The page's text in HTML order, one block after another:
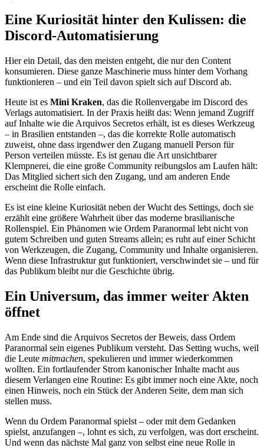
Eine Kuriosität hinter den Kulissen: die
Discord-Automatisierung
Hier ein Detail, das den meisten entgeht, die nur den Content
konsumieren. Diese ganze Maschinerie muss hinter dem Vorhang
funktionieren – und ein Teil davon spielt sich auf Discord ab.
Heute ist es Mini Kraken, das die Rollenvergabe im Discord des
Verlags automatisiert. In der Praxis heißt das: Wenn jemand Zugriff
auf Inhalte wie die Arquivos Secretos erhält, ist es dieses Werkzeug
– in Brasilien entstanden –, das die korrekte Rolle automatisch
zuweist, ohne dass irgendwer den Zugang manuell Person für
Person verteilen müsste. Es ist genau die Art unsichtbarer
Klempnerei, die eine große Community reibungslos am Laufen hält:
Das Mitglied sichert sich den Zugang, und am anderen Ende
erscheint die Rolle einfach.
Es ist eine kleine Kuriosität neben der Wucht des Settings, doch sie
erzählt eine größere Wahrheit über das moderne brasilianische
Rollenspiel. Ein Phänomen wie Ordem Paranormal lebt nicht von
gutem Schreiben und guten Streams allein; es ruht auf einer Schicht
von Werkzeugen, die Zugang, Community und Inhalte organisieren.
Wenn diese Infrastruktur gut funktioniert, verschwindet sie – und für
das Publikum bleibt nur die Geschichte übrig.
Ein Universum, das immer weiter Akten
öffnet
Am Ende sind die Arquivos Secretos der Beweis, dass Ordem
Paranormal sein eigenes Publikum versteht. Das Setting wuchs, weil
die Leute mitmachen, spekulieren und immer wiederkommen
wollten. Ein fortlaufender Strom kanonischer Inhalte macht aus
diesem Verlangen eine Routine: Es gibt immer noch eine Akte, noch
einen Hinweis, noch ein Stück der Anderen Seite, dem man sich
stellen muss.
Wenn du Ordem Paranormal spielst – oder mit dem Gedanken
spielst, anzufangen –, lohnt es sich, zu verfolgen, was dort erscheint.
Und wenn das nächste Mal ganz von selbst eine neue Rolle in